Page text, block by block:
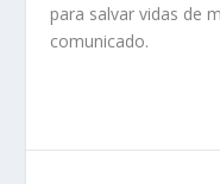
para salvar vidas de
comunicado.